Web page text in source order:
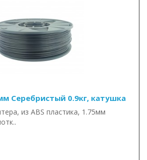
Серебристый 0.9кг, катушка
из ABS пластика, 1.75мм